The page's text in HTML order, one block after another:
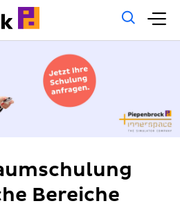
Bereiche